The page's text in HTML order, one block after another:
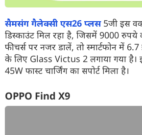
सैमसंग गैलेक्सी एस26 प्लस5जी इस
डिस्काउंट मिल रहा है, जिसमें 9000
फीचर्स पर नजर डालें, तो स्मार्टफोन में
के लिए Glass Victus 2 लगाया गया
45W फास्ट चार्जिंग का सपोर्ट मिला है।
OPPO Find X9